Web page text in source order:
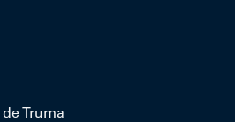
Truma